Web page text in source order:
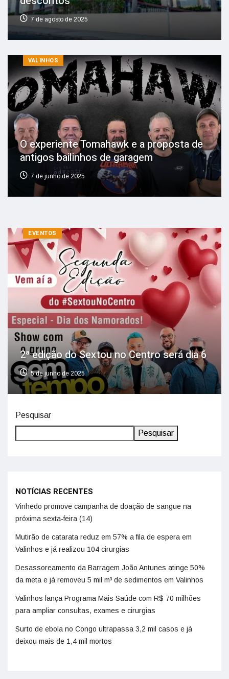
7 de agosto de 2025
VALINHOS
O experiente Tomahawk e a proposta de
antigos bailinhos de garagem
7 de junho de 2025
EVENTOS
2ª edição do Sextou no Centro será dia 6
5 de junho de 2025
Pesquisar
Pesquisar
NOTÍCIAS RECENTES
Vinhedo promove campanha de doação de sangue na
próxima sexta-feira (14)
Mutirão de catarata reduz em 57% a fila de espera em
Valinhos e já realizou 104 cirurgias
Desassoreamento da Barragem João Antunes atinge 50%
da meta e já removeu 5 mil m³ de sedimentos em Valinhos
Valinhos lança Programa Mais Saúde com R$ 70 milhões
para ampliar consultas, exames e cirurgias
Surto de ebola no Congo ultrapassa 3,2 mil casos e já
deixou mais de 1,4 mil mortos